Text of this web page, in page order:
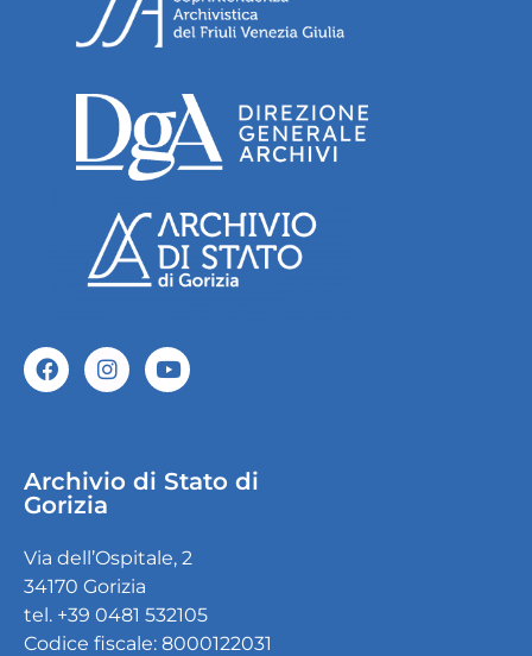
Archivio di Stato di
Gorizia
Via dell’Ospitale, 2
34170 Gorizia
tel. +39 0481 532105
Codice fiscale: 8000122031